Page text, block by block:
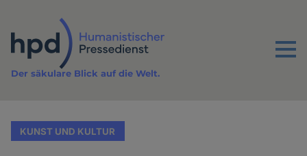
Inhalt
Menu
Der säkulare Blick auf die Welt.
KUNST UND KULTUR